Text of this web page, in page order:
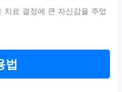
치료 결정에 큰 자신감을 주었
법